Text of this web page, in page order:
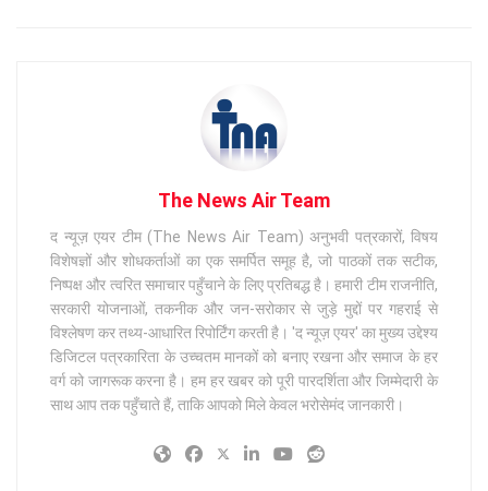
The News Air Team
द न्यूज़ एयर टीम (The News Air Team) अनुभवी पत्रकारों, विषय
विशेषज्ञों और शोधकर्ताओं का एक समर्पित समूह है, जो पाठकों तक सटीक,
निष्पक्ष और त्वरित समाचार पहुँचाने के लिए प्रतिबद्ध है। हमारी टीम राजनीति,
सरकारी योजनाओं, तकनीक और जन-सरोकार से जुड़े मुद्दों पर गहराई से
विश्लेषण कर तथ्य-आधारित रिपोर्टिंग करती है। 'द न्यूज़ एयर' का मुख्य उद्देश्य
डिजिटल पत्रकारिता के उच्चतम मानकों को बनाए रखना और समाज के हर
वर्ग को जागरूक करना है। हम हर खबर को पूरी पारदर्शिता और जिम्मेदारी के
साथ आप तक पहुँचाते हैं, ताकि आपको मिले केवल भरोसेमंद जानकारी।